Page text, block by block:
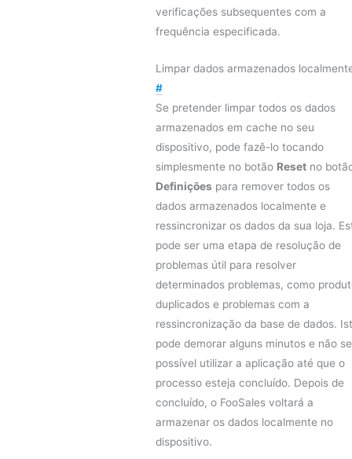
verificações subsequentes com a
frequência especificada.
Limpar dados armazenados
#
Se pretender limpar todos os dados
armazenados em cache no seu
dispositivo, pode fazê-lo tocando
simplesmente no botão Reset no
Definições para remover todos os
dados armazenados localmente e
ressincronizar os dados da sua loja.
pode ser uma etapa de resolução de
problemas útil para resolver
determinados problemas, como
duplicados e problemas com a
ressincronização da base de dados.
pode demorar alguns minutos e não
possível utilizar a aplicação até que o
processo esteja concluído. Depois de
concluído, o FooSales voltará a
armazenar os dados localmente no
dispositivo.